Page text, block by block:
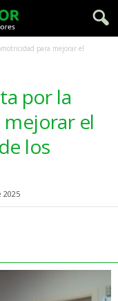
para mejorar el
por la
el
los